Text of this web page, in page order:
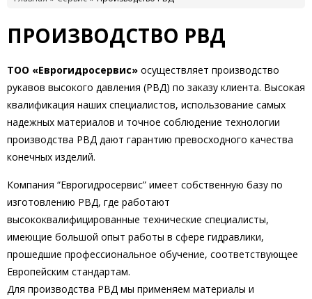
ПРОИЗВОДСТВО РВД
ТОО «Еврогидросервис» осуществляет производство
рукавов высокого давления (РВД) по заказу клиента. Высокая
квалификация наших специалистов, использование самых
надежных материалов и точное соблюдение технологии
производства РВД дают гарантию превосходного качества
конечных изделий.
Компания “Еврогидросервис” имеет собственную базу по
изготовлению РВД, где работают
высококвалифицированные технические специалисты,
имеющие большой опыт работы в сфере гидравлики,
прошедшие профессиональное обучение, соответствующее
Европейским стандартам.
Для производства РВД мы применяем материалы и